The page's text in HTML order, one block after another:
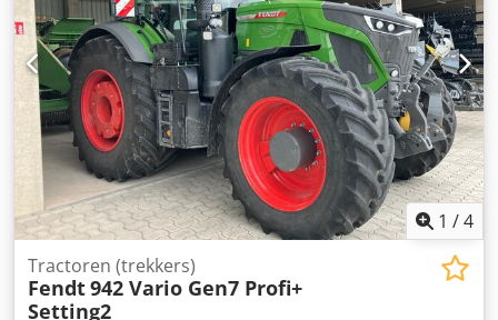
1 /4
Tractoren (trekkers)
Fendt942 Vario Gen7 Profi+
Setting2